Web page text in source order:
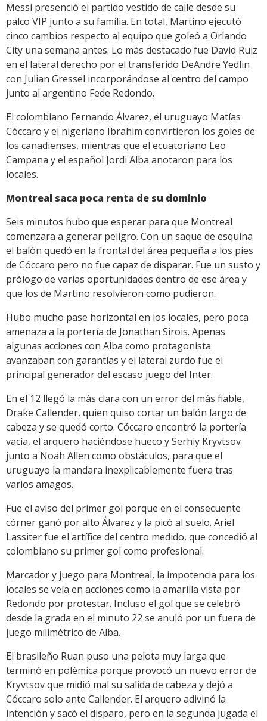
Messi presenció el partido vestido de calle desde su
palco VIP junto a su familia. En total, Martino ejecutó
cinco cambios respecto al equipo que goleó a Orlando
City una semana antes. Lo más destacado fue David Ruiz
en el lateral derecho por el transferido DeAndre Yedlin
con Julian Gressel incorporándose al centro del campo
junto al argentino Fede Redondo.
El colombiano Fernando Álvarez, el uruguayo Matías
Cóccaro y el nigeriano Ibrahim convirtieron los goles de
los canadienses, mientras que el ecuatoriano Leo
Campana y el español Jordi Alba anotaron para los
locales.
Montreal saca poca renta de su dominio
Seis minutos hubo que esperar para que Montreal
comenzara a generar peligro. Con un saque de esquina
el balón quedó en la frontal del área pequeña a los pies
de Cóccaro pero no fue capaz de disparar. Fue un susto y
prólogo de varias oportunidades dentro de ese área y
que los de Martino resolvieron como pudieron.
Hubo mucho pase horizontal en los locales, pero poca
amenaza a la portería de Jonathan Sirois. Apenas
algunas acciones con Alba como protagonista
avanzaban con garantías y el lateral zurdo fue el
principal generador del escaso juego del Inter.
En el 12 llegó la más clara con un error del más fiable,
Drake Callender, quien quiso cortar un balón largo de
cabeza y se quedó corto. Cóccaro encontró la portería
vacía, el arquero haciéndose hueco y Serhiy Kryvtsov
junto a Noah Allen como obstáculos, para que el
uruguayo la mandara inexplicablemente fuera tras
varios amagos.
Fue el aviso del primer gol porque en el consecuente
córner ganó por alto Álvarez y la picó al suelo. Ariel
Lassiter fue el artífice del centro medido, que concedió al
colombiano su primer gol como profesional.
Marcador y juego para Montreal, la impotencia para los
locales se veía en acciones como la amarilla vista por
Redondo por protestar. Incluso el gol que se celebró
desde la grada en el minuto 22 se anuló por un fuera de
juego milimétrico de Alba.
El brasileño Ruan puso una pelota muy larga que
terminó en polémica porque provocó un nuevo error de
Kryvtsov que midió mal su salida de cabeza y dejó a
Cóccaro solo ante Callender. El arquero adivinó la
intención y sacó el disparo, pero en la segunda jugada el